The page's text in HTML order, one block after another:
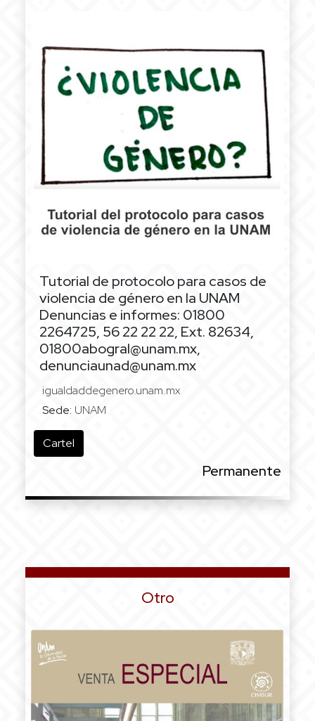
Tutorial de protocolo para casos de
violencia de género en la UNAM
Denuncias e informes: 01800
2264725, 56 22 22 22, Ext. 82634,
01800abogral@unam.mx,
denunciaunad@unam.mx
igualdaddegenero.unam.mx
Sede: UNAM
Cartel
Permanente
Otro